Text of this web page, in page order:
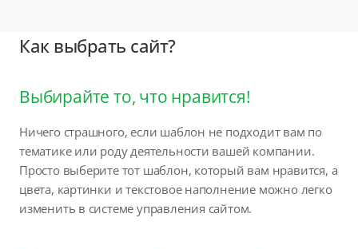
Как выбрать сайт?
Выбирайте то, что нравится!
Ничего страшного, если шаблон не подходит вам по
тематике или роду деятельности вашей компании.
Просто выберите тот шаблон, который вам нравится, а
цвета, картинки и текстовое наполнение можно легко
изменить в системе управления сайтом.